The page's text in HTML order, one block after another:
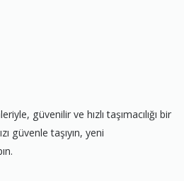
güvenilir ve hızlı taşımacılığı bir
güvenle taşıyın, yeni